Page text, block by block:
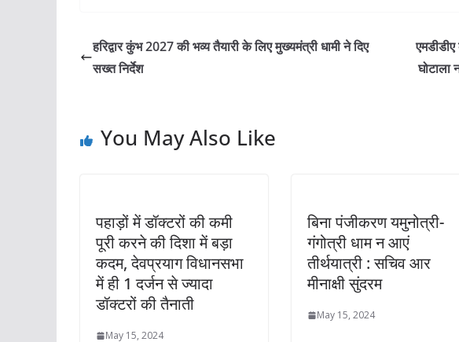
हरिद्वार कुंभ 2027 की भव्य तैयारी के लिए मुख्यमंत्री धामी ने दिए
सख्त निर्देश
घोटाला
You May Also Like
पहाड़ों में डॉक्टरों की कमी
पूरी करने की दिशा में बड़ा
कदम, देवप्रयाग विधानसभा
में ही 1 दर्जन से ज्यादा
डॉक्टरों की तैनाती
May 15, 2024
बिना पंजीकरण यमुनोत्री-
गंगोत्री धाम न आएं
तीर्थयात्री : सचिव आर
मीनाक्षी सुंदरम
May 15, 2024